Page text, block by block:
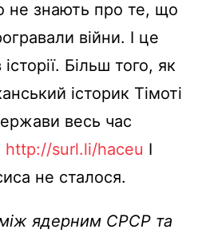
не знають про те, що
війни. І це
Більш того, як
історик Тімоті
весь час
http://surl.li/haceu І
не сталося.
між ядерним СРСР та